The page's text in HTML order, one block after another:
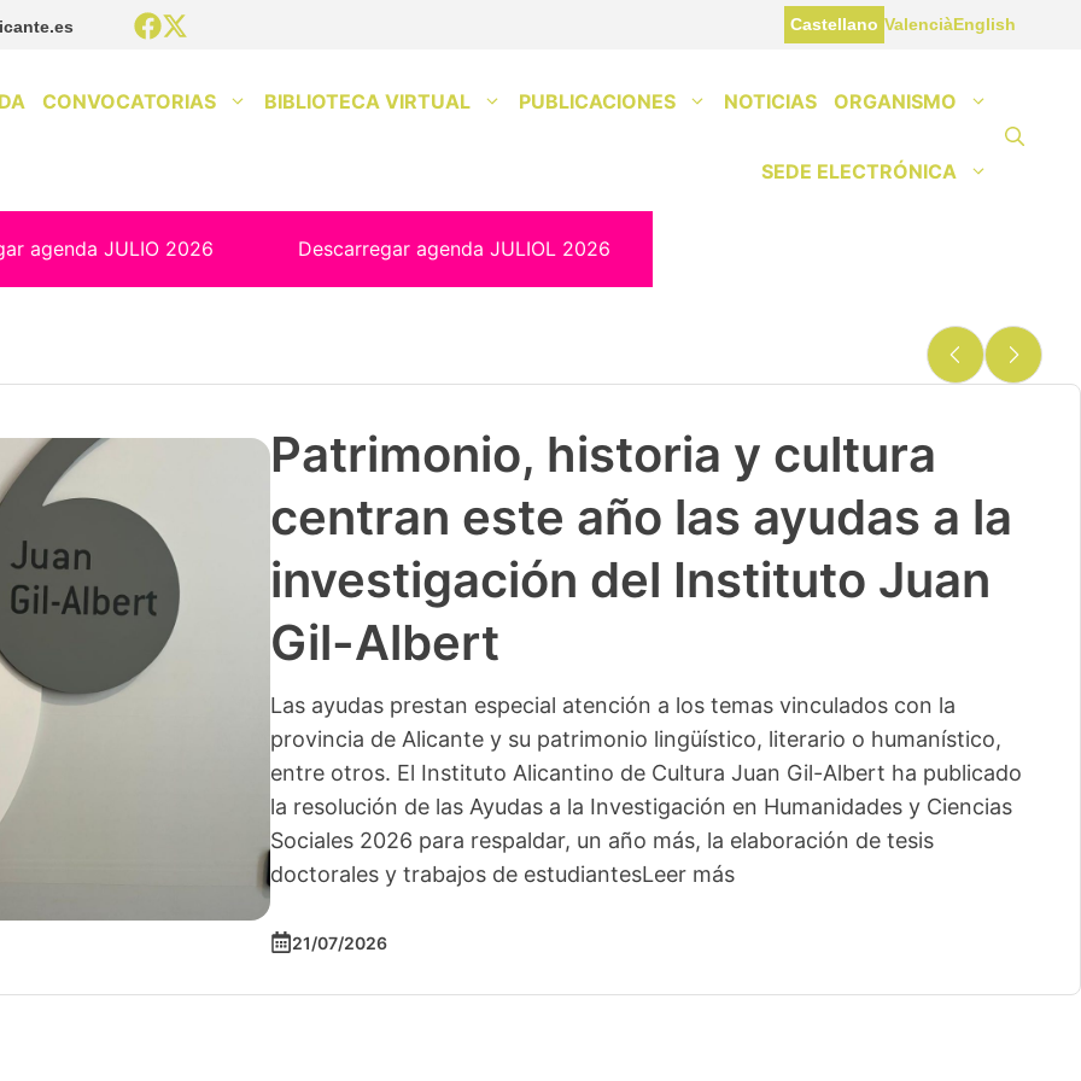
Castellano ValenciàEnglish
CONVOCATORIAS BIBLIOTECA VIRTUAL PUBLICACIONES NOTICIAS ORGANISMO
SEDE ELECTRÓNICA
agenda JULIO 2026 Descarregar agenda JULIOL 2026
Patrimonio, historia y cultura
centran este año las ayudas a la
investigación del Instituto Juan
Gil-Albert
Las ayudas prestan especial atención a los temas vinculados con la
provincia de Alicante y su patrimonio lingüístico, literario o humanístico,
entre otros. El Instituto Alicantino de Cultura Juan Gil-Albert ha publicado
la resolución de las Ayudas a la Investigación en Humanidades y Ciencias
Sociales 2026 para respaldar, un año más, la elaboración de tesis
doctorales y trabajos de estudiantesLeer más
21/07/2026